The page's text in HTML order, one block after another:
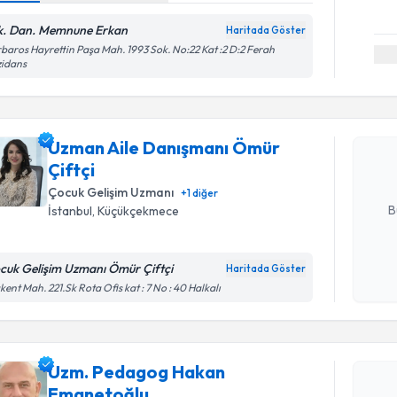
Dan. Memnune Erkan Haritada Göster
Hayrettin Paşa Mah. 1993 Sok. No:22 Kat :2 D:2 Ferah
Uzman Aile Danışmanı Ömür
Çiftçi
Çocuk Gelişim Uzmanı +1diğer
İstanbul , Küçükçekmece
Gelişim Uzmanı Ömür Çiftçi Haritada Göster
Mah. 221.Sk Rota Ofis kat : 7 No : 40 Halkalı
Uzman
talebi
Uzm. Pedagog Hakan
Randevu